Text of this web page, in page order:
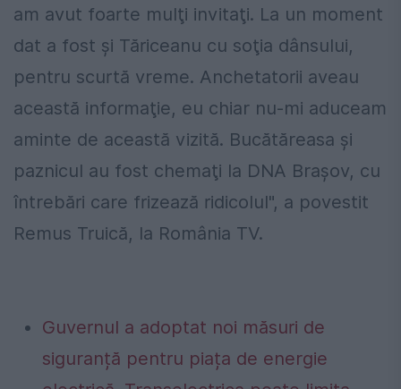
am avut foarte mulţi invitaţi. La un moment
dat a fost şi Tăriceanu cu soţia dânsului,
pentru scurtă vreme. Anchetatorii aveau
această informaţie, eu chiar nu-mi aduceam
aminte de această vizită. Bucătăreasa şi
paznicul au fost chemaţi la DNA Braşov, cu
întrebări care frizează ridicolul", a povestit
Remus Truică, la România TV.
Guvernul a adoptat noi măsuri de
siguranță pentru piața de energie